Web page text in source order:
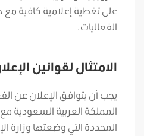
على تغطية إعلامية كافية
الفعاليات.
الامتثال لقوانين
يجب أن يتوافق الإعلان عن
المملكة العربية السعودية مع
المحددة التي وضعتها وزارة